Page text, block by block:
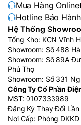
Mua Hàng Online:
Hotline Bảo
Hệ Thống
Tổng Kho: KCN Vĩnh
Showroom: Số 488
Showroom: Số 89A
Phú Thọ
Showroom: Số 331
Công Ty Cổ Phần
MST: 0107333989
Đăng Ký Thay Đổi
Nơi Cấp: Phòng